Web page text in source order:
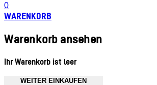
0
WARENKORB
Warenkorb ansehen
Ihr Warenkorb ist leer
WEITER EINKAUFEN